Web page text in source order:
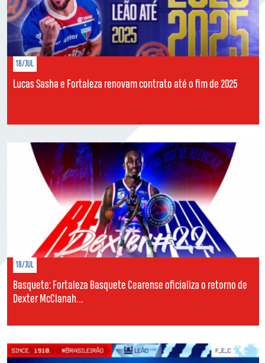
18/JUL
Lucas Sasha e Fortaleza renovam contrato até o fim de 2025
18/JUL
Basquete: Fortaleza Basquete Cearense oficializa o retorno de
Dexter McClanah...